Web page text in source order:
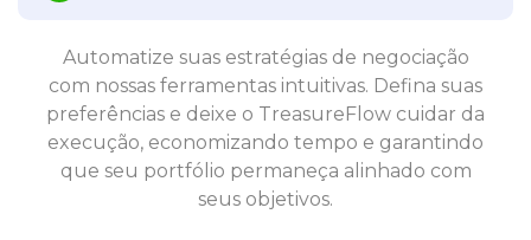
Automatize suas estratégias de negociação
com nossas ferramentas intuitivas. Defina suas
preferências e deixe o TreasureFlow cuidar da
execução, economizando tempo e garantindo
que seu portfólio permaneça alinhado com
seus objetivos.